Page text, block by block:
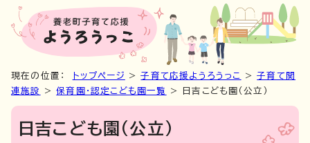
現在の位置： トップページ >子育て応援ようろうっこ >子育て関
連施設
>保育園・認定こども園一覧 > 日吉こども園（公立）
日吉こども園（公立）